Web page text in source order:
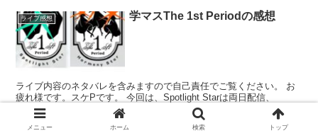
ライブ感想 学マスThe 1st Periodの感想
ライブ内容のネタバレを含みますので自己責任でご覧ください。 お
疲れ様です。スケPです。 今回は、Spotlight Starは両日配信、
Harmony StarはＤＡＹ１が現地、ＤＡＹ２は配信での参戦と...
メニュー ホーム 検索 トップ